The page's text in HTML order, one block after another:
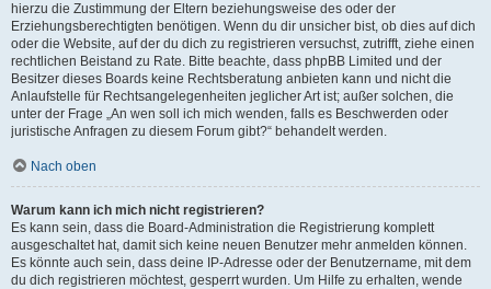
hierzu die Zustimmung der Eltern beziehungsweise des oder der
Erziehungsberechtigten benötigen. Wenn du dir unsicher bist, ob dies auf dich
oder die Website, auf der du dich zu registrieren versuchst, zutrifft, ziehe einen
rechtlichen Beistand zu Rate. Bitte beachte, dass phpBB Limited und der
Besitzer dieses Boards keine Rechtsberatung anbieten kann und nicht die
Anlaufstelle für Rechtsangelegenheiten jeglicher Art ist; außer solchen, die
unter der Frage „An wen soll ich mich wenden, falls es Beschwerden oder
juristische Anfragen zu diesem Forum gibt?“ behandelt werden.
Nach oben
Warum kann ich mich nicht registrieren?
Es kann sein, dass die Board-Administration die Registrierung komplett
ausgeschaltet hat, damit sich keine neuen Benutzer mehr anmelden können.
Es könnte auch sein, dass deine IP-Adresse oder der Benutzername, mit dem
du dich registrieren möchtest, gesperrt wurden. Um Hilfe zu erhalten, wende